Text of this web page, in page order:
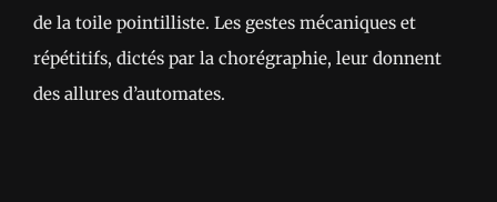
de la toile pointilliste. Les gestes mécaniques et
répétitifs, dictés par la chorégraphie, leur donnent
des allures d’automates.